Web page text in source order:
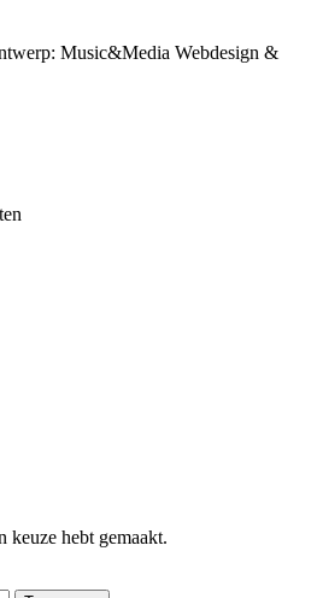
Music&Media Webdesign &
keuze hebt gemaakt.